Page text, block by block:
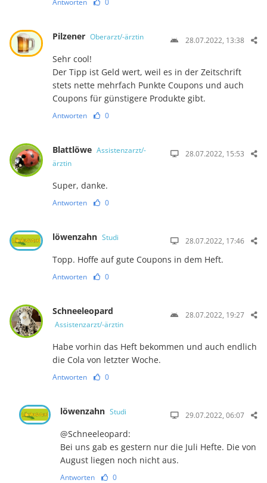
Antworten 0
Pilzener Oberarzt/-ärztin 28.07.2022, 13:38
Sehr cool!
Der Tipp ist Geld wert, weil es in der Zeitschrift
stets nette mehrfach Punkte Coupons und auch
Coupons für günstigere Produkte gibt.
Antworten 0
Blattlöwe Assistenzarzt/-
ärztin
28.07.2022, 15:53
Super, danke.
Antworten 0
löwenzahn Studi 28.07.2022, 17:46
Topp. Hoffe auf gute Coupons in dem Heft.
Antworten 0
Schneeleopard
Assistenzarzt/-ärztin
28.07.2022, 19:27
Habe vorhin das Heft bekommen und auch endlich
die Cola von letzter Woche.
Antworten 0
löwenzahn Studi 29.07.2022, 06:07
@Schneeleopard:
Bei uns gab es gestern nur die Juli Hefte. Die von
August liegen noch nicht aus.
Antworten 0